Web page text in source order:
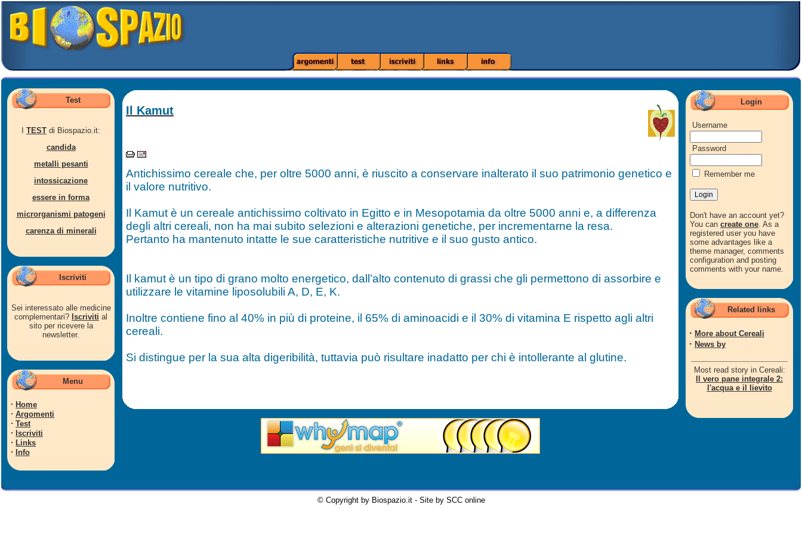
Test
TEST di Biospazio.it:
candida
metalli pesanti
intossicazione
essere in forma
microrganismi patogeni
carenza di minerali
Iscriviti
Sei interessato alle medicine
complementari? Iscriviti al
sito per ricevere la
newsletter.
Menu
· Home
· Argomenti
· Test
· Iscriviti
· Links
· Info
Il Kamut
Antichissimo cereale che, per oltre 5000 anni, è riuscito a conservare inalterato il suo patrimonio genetico e
il valore nutritivo.
Il Kamut è un cereale antichissimo coltivato in Egitto e in Mesopotamia da oltre 5000 anni e, a differenza
degli altri cereali, non ha mai subito selezioni e alterazioni genetiche, per incrementarne la resa.
Pertanto ha mantenuto intatte le sue caratteristiche nutritive e il suo gusto antico.
Il kamut è un tipo di grano molto energetico, dall’alto contenuto di grassi che gli permettono di assorbire e
utilizzare le vitamine liposolubili A, D, E, K.
Inoltre contiene fino al 40% in più di proteine, il 65% di aminoacidi e il 30% di vitamina E rispetto agli altri
cereali.
Si distingue per la sua alta digeribilità, tuttavia può risultare inadatto per chi è intollerante al glutine.
Login
Username
Password
Remember me
Don't have an account yet?
You can create one. As a
registered user you have
some advantages like a
theme manager, comments
configuration and posting
comments with your name.
Related links
· More about Cereali
· News by
Most read story in Cereali:
Il vero pane integrale 2:
l'acqua e il lievito
© Copyright by Biospazio.it - Site by SCC online